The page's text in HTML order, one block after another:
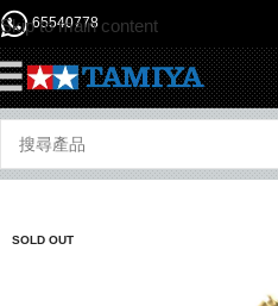
Skip to main content
65540778
SOLD OUT